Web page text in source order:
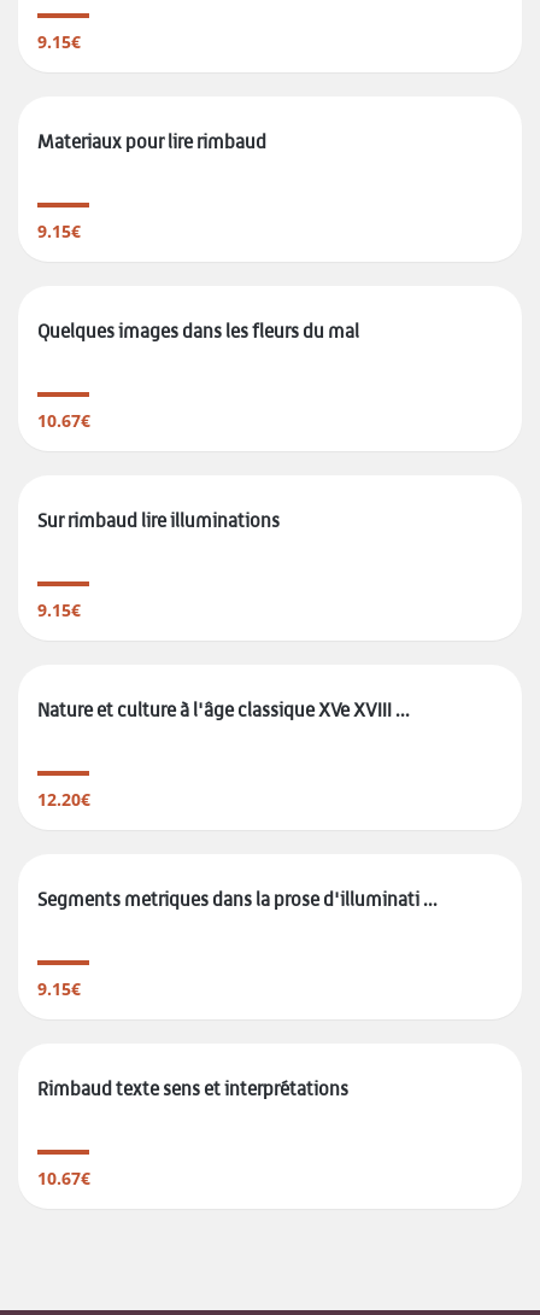
9.15€
Materiaux pour lire rimbaud
9.15€
Quelques images dans les fleurs du mal
10.67€
Sur rimbaud lire illuminations
9.15€
Nature et culture à l'âge classique XVe XVIII ...
12.20€
Segments metriques dans la prose d'illuminati ...
9.15€
Rimbaud texte sens et interprétations
10.67€